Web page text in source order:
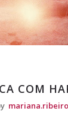
COM
mariana.ribeiro